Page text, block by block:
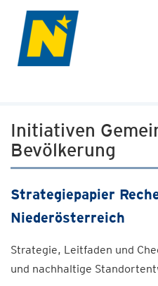
Initiativen
Bevölkerung
Strategiepapier
Niederösterreich
Strategie, Leitfaden und
und nachhaltige